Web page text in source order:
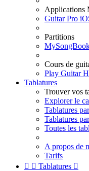
Applications
Guitar Pro
Partitions
Cours de
Play Guitar
Tablatures
Trouver vos
Explorer le
Tablatures
Tablatures
Toutes les
A propos de
Tarifs
  Tablatures 